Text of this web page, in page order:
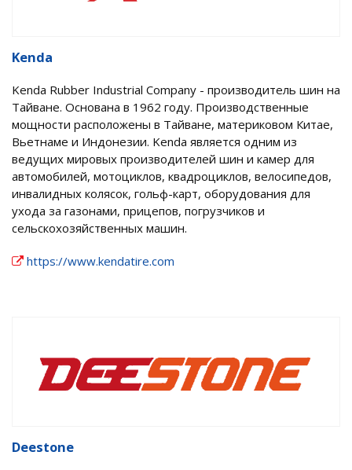
Kenda
Kenda Rubber Industrial Company - производитель шин на
Тайване. Основана в 1962 году. Производственные
мощности расположены в Тайване, материковом Китае,
Вьетнаме и Индонезии. Kenda является одним из
ведущих мировых производителей шин и камер для
автомобилей, мотоциклов, квадроциклов, велосипедов,
инвалидных колясок, гольф-карт, оборудования для
ухода за газонами, прицепов, погрузчиков и
сельскохозяйственных машин.
https://www.kendatire.com
Deestone